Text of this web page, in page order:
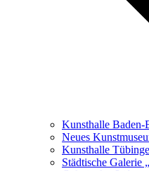
Was seither
Kunsthalle Baden-
Neues
Kunsthalle
Städtische Galerie